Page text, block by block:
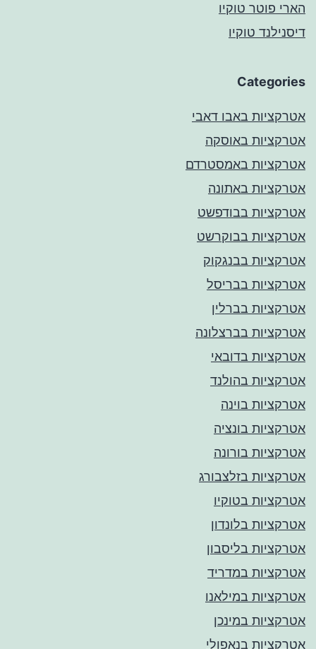
הארי פוטר טוקיו
דיסנילנד טוקיו
Categories
אטרקציות באבו דאבי
אטרקציות באוסקה
אטרקציות באמסטרדם
אטרקציות באתונה
אטרקציות בבודפשט
אטרקציות בבוקרשט
אטרקציות בבנגקוק
אטרקציות בבריסל
אטרקציות בברלין
אטרקציות בברצלונה
אטרקציות בדובאי
אטרקציות בהולנד
אטרקציות בוינה
אטרקציות בונציה
אטרקציות בורונה
אטרקציות בזלצבורג
אטרקציות בטוקיו
אטרקציות בלונדון
אטרקציות בליסבון
אטרקציות במדריד
אטרקציות במילאנו
אטרקציות במינכן
אטרקציות בנאפולי